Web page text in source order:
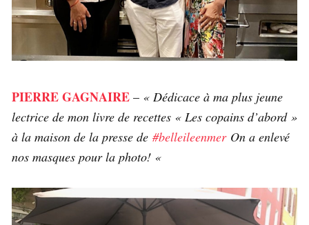
PIERRE GAGNAIRE – « Dédicace à ma plus jeune
lectrice de mon livre de recettes « Les copains d’abord »
à la maison de la presse de #belleileenmerOn a enlevé
nos masques pour la photo! «